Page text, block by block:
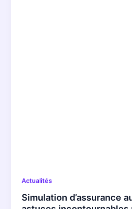
Actualités
Simulation d’assurance